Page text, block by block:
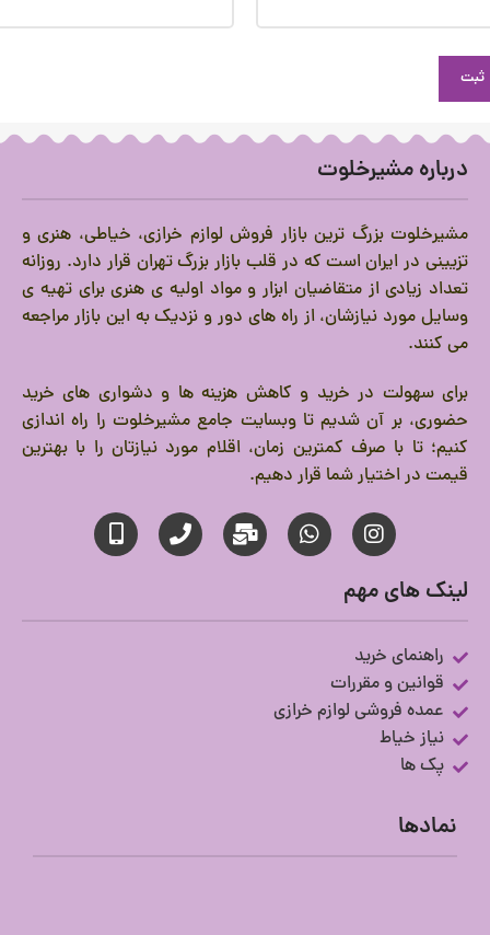
درباره مشیرخلوت
مشیرخلوت بزرگ ترین بازار فروش لوازم خرازی، خیاطی، هنری و
تزیینی در ایران است که در قلب بازار بزرگ تهران قرار دارد. روزانه
تعداد زیادی از متقاضیان ابزار و مواد اولیه ی هنری برای تهیه ی
وسایل مورد نیازشان، از راه های دور و نزدیک به این بازار مراجعه
می کنند.
برای سهولت در خرید و کاهش هزینه ها و دشواری های خرید
حضوری، بر آن شدیم تا وبسایت جامع مشیرخلوت را راه اندازی
کنیم؛ تا با صرف کمترین زمان، اقلام مورد نیازتان را با بهترین
قیمت در اختیار شما قرار دهیم.
لینک های مهم
راهنمای خرید
قوانین و مقررات
عمده فروشی لوازم خرازی
نیاز خیاط
پک ها
نمادها